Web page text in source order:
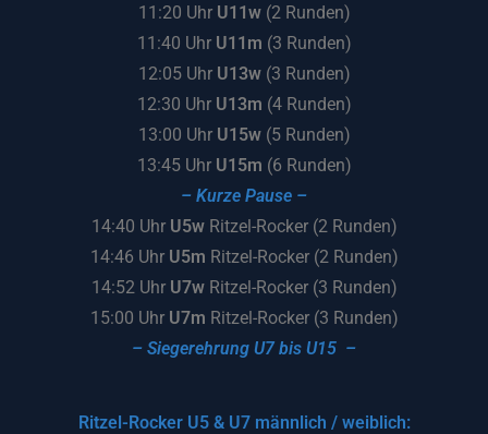
11:20 Uhr U11w (2 Runden)
11:40 Uhr U11m (3 Runden)
12:05 Uhr U13w(3 Runden)
12:30 Uhr U13m (4 Runden)
13:00 Uhr U15w(5 Runden)
13:45 Uhr U15m (6 Runden)
– Kurze Pause –
14:40 Uhr U5wRitzel-Rocker (2 Runden)
14:46 Uhr U5m Ritzel-Rocker (2 Runden)
14:52 Uhr U7wRitzel-Rocker (3 Runden)
15:00 Uhr U7m Ritzel-Rocker (3 Runden)
– Siegerehrung U7 bis U15 –
Ritzel-Rocker U5 & U7 männlich / weiblich: